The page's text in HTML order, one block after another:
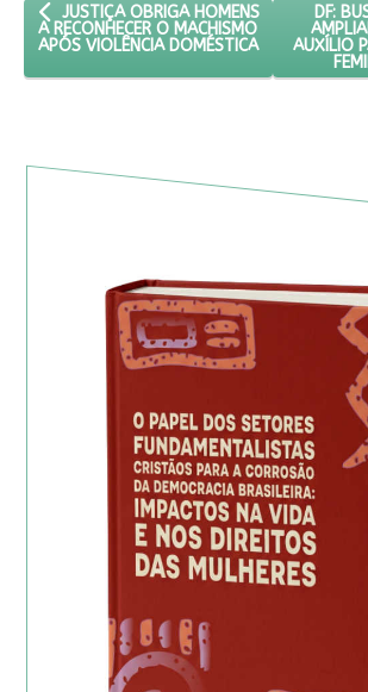
ARTIGO ANTERIOR: JUSTIÇA OBRIGA
JUSTIÇA OBRIGA HOMENS
A RECONHECER O MACHISMO
APÓS VIOLÊNCIA DOMÉSTICA
DF:
AUXÍLIO